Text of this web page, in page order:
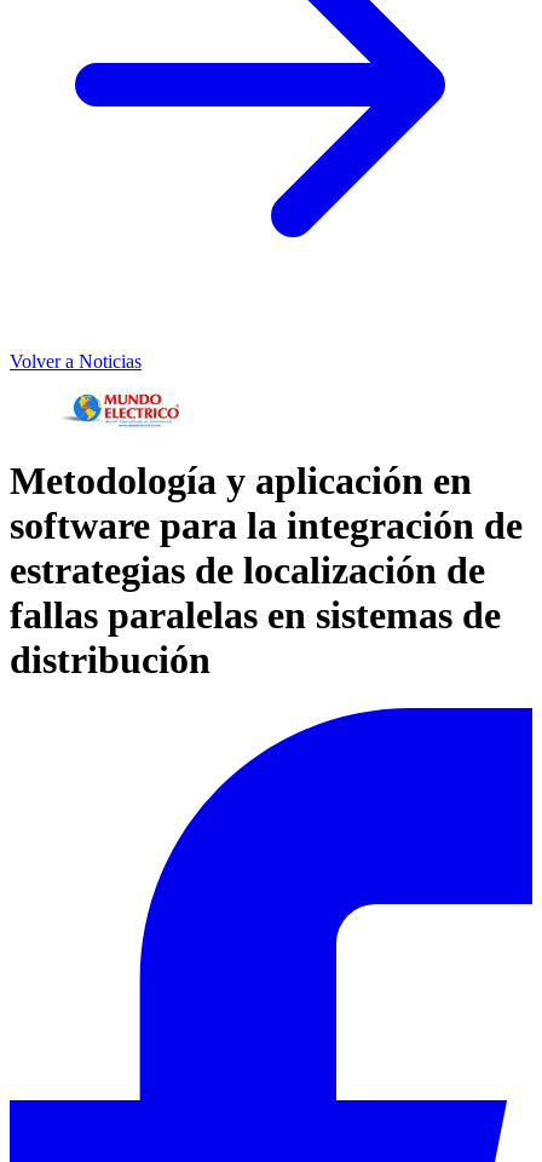
Volver a Noticias
Metodología y aplicación en
software para la integración de
estrategias de localización de
fallas paralelas en sistemas de
distribución